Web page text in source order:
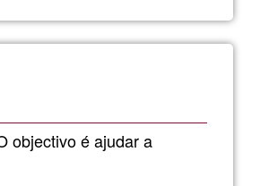
objectivo é ajudar a